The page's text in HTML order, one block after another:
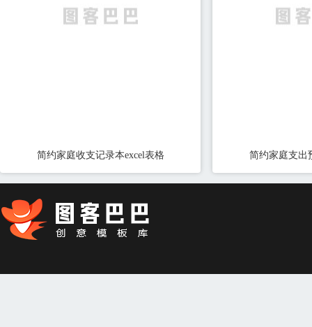
简约家庭收支记录本excel表格 简约家庭支出